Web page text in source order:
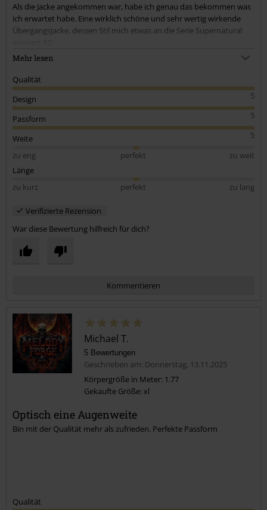
Als die Jacke angekommen war, habe ich genau das bekommen was
ich erwartet habe. Eine wirklich schöne und sehr wertig wirkende
Übergangsjacke, dessen Stil mich etwas an die Serie Supernatural
Da diese Jacke zu den etwas dickeren Übergangsjacken gehört, kann
Passform ist für mich (etwas kräftiger) perfekt.
Mehr lesen
Qualität
5
Design
5
Passform
5
Weite
zu eng
perfekt
zu weit
Länge
zu kurz
perfekt zu lang
Verifizierte Rezension
War diese Bewertung hilfreich für dich?
Kommentieren
Kommentar jetzt abschicken!
Michael T.
5 Bewertungen
Geschrieben am: Donnerstag, 13.11.2025
Körpergröße in Meter: 1.77
Gekaufte Größe: xl
Optisch eine Augenweite
Bin mit der Qualität mehr als zufrieden. Perfekte Passform
Qualität